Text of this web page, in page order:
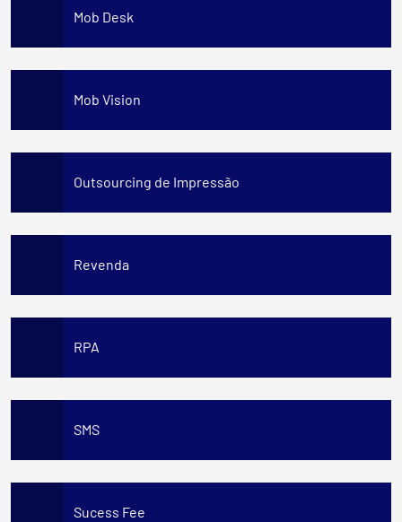
Mob Desk
Mob Vision
Outsourcing de Impressão
Revenda
RPA
SMS
Sucess Fee